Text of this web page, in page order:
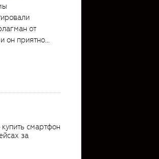
от
он приятно
смартфон
за